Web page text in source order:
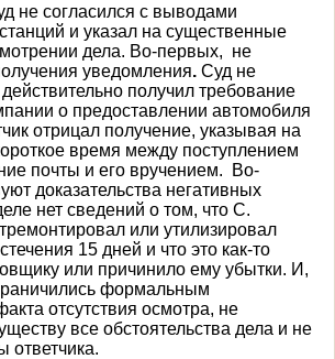
не согласился с выводами
и указал на существенные
дела. Во-первых, не
уведомления.Суд не
получил требование
о предоставлении автомобиля
отрицал получение, указывая на
время между поступлением
почты и его вручением.
Во-
доказательства негативных
нет сведений о том, что С.
или утилизировал
15 дней и что это как-то
или причинило ему убытки. И,
формальным
отсутствия осмотра, не
все обстоятельства дела и не
ответчика.